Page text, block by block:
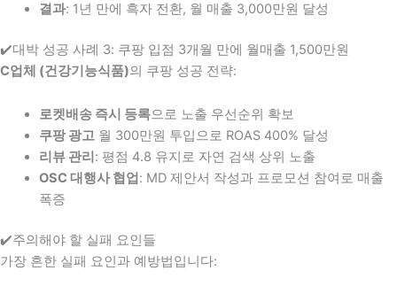
결과: 1년 만에 흑자 전환, 월 매출 3,000만원 달성
✔️대박 성공 사례 3: 쿠팡 입점 3개월 만에 월매출 1,500만원
C업체 (건강기능식품)의 쿠팡 성공 전략:
로켓배송 즉시 등록으로 노출 우선순위 확보
쿠팡 광고월 300만원 투입으로 ROAS 400% 달성
리뷰 관리 : 평점 4.8 유지로 자연 검색 상위 노출
OSC 대행사 협업 : MD 제안서 작성과 프로모션 참여로 매출
폭증
✔️주의해야 할 실패 요인들
가장 흔한 실패 요인과 예방법입니다: